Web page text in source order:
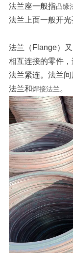
法兰座一般指凸缘
法兰上面一般开光
法兰（Flange）
相互连接的零件
法兰紧连。法兰间
法兰和焊接法兰。